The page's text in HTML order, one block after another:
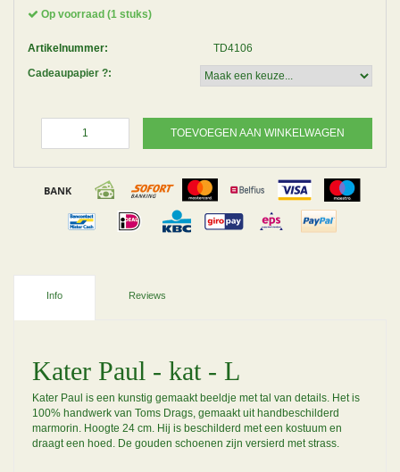
Op voorraad (1 stuks)
Artikelnummer:
TD4106
Cadeaupapier ?:
TOEVOEGEN AAN WINKELWAGEN
Info Reviews
Kater Paul - kat - L
Kater Paul is een kunstig gemaakt beeldje met tal van details. Het is
100% handwerk van Toms Drags, gemaakt uit handbeschilderd
marmorin. Hoogte 24 cm. Hij is beschilderd met een kostuum en
draagt een hoed. De gouden schoenen zijn versierd met strass.